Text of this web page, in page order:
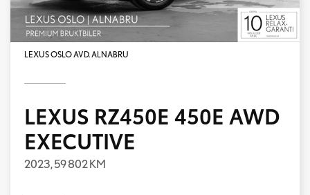
LEXUS OSLO AVD. ALNABRU
LEXUS RZ450E 450E AWD
EXECUTIVE
2023,59 802 KM